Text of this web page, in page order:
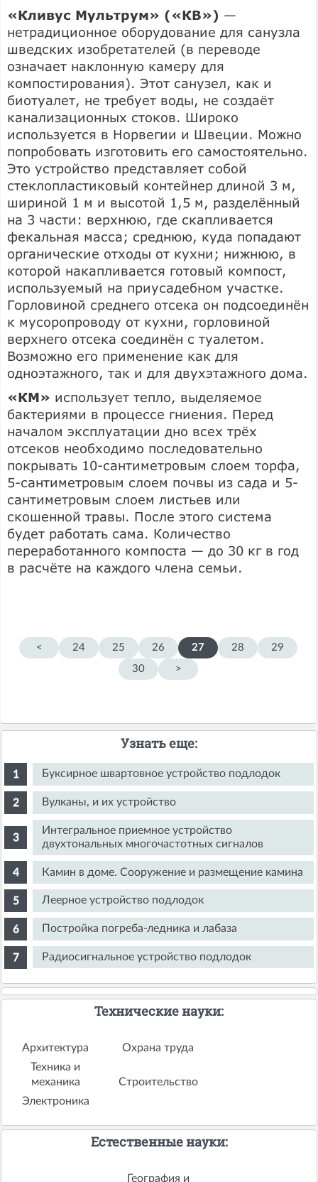
«Кливус Мультрум» («КВ») —
нетрадиционное оборудование для санузла
шведских изобретателей (в переводе
означает наклонную камеру для
компостирования). Этот санузел, как и
биотуалет, не требует воды, не создаёт
канализационных стоков. Широко
используется в Норвегии и Швеции. Можно
попробовать изготовить его самостоятельно.
Это устройство представляет собой
стеклопластиковый контейнер длиной 3 м,
шириной 1 м и высотой 1,5 м, разделённый
на 3 части: верхнюю, где скапливается
фекальная масса; среднюю, куда попадают
органические отходы от кухни; нижнюю, в
которой накапливается готовый компост,
используемый на приусадебном участке.
Горловиной среднего отсека он подсоединён
к мусоропроводу от кухни, горловиной
верхнего отсека соединён с туалетом.
Возможно его применение как для
одноэтажного, так и для двухэтажного дома.
«КМ» использует тепло, выделяемое
бактериями в процессе гниения. Перед
началом эксплуатации дно всех трёх
отсеков необходимо последовательно
покрывать 10-сантиметровым слоем торфа,
5-сантиметровым слоем почвы из сада и 5-
сантиметровым слоем листьев или
скошенной травы. После этого система
будет работать сама. Количество
переработанного компоста — до 30 кг в год
в расчёте на каждого члена семьи.
< 24 25 26 27 28
29
30
>
Узнать еще:
Буксирное швартовное устройство подлодок
Вулканы, и их устройство
Интегральное приемное устройство
двухтональных многочастотных сигналов
Камин в доме. Сооружение и размещение камина
Леерное устройство подлодок
Постройка погреба-ледника и лабаза
Радиосигнальное устройство подлодок
Технические науки:
Архитектура
Охрана труда
Техника и
механика
Строительство
Электроника
Естественные науки:
География и